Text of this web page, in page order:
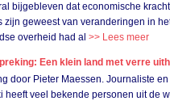
bijgebleven dat economische
zijn geweest van veranderingen in
overheid had al>> Lees meer
Een klein land met verre
door Pieter Maessen. Journaliste
heeft veel bekende personen uit de